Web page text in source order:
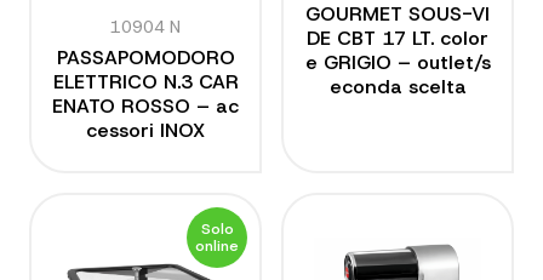
10904 N
PASSAPOMODORO
ELETTRICO N.3 CAR
ENATO ROSSO – ac
cessori INOX
GOURMET SOUS-VI
DE CBT 17 LT. color
e GRIGIO – outlet/s
econda scelta
Solo
online